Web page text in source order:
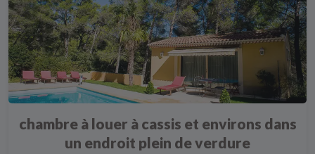
chambre à louer à cassis et environs dans
un endroit plein de verdure